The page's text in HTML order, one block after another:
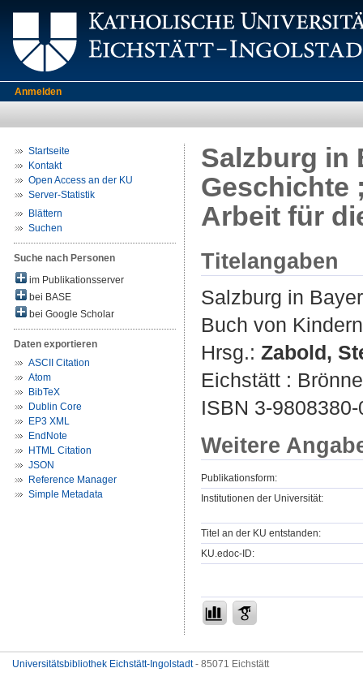
Anmelden
Startseite
Kontakt
Open Access an der KU
Server-Statistik
Blättern
Suchen
Suche nach Personen
im Publikationsserver
bei BASE
bei Google Scholar
Daten exportieren
ASCII Citation
Atom
BibTeX
Dublin Core
EP3 XML
EndNote
HTML Citation
JSON
Reference Manager
Simple Metadata
Salzburg in
Geschichte
Arbeit für
Titelangaben
Salzburg in
Buch von
Hrsg.: Zabold,
Eichstätt :
ISBN 3-9808380-
Weitere
Publikationsform:
Institutionen der Universität:
Titel an der KU entstanden:
KU.edoc-ID:
Universitätsbibliothek Eichstätt-Ingolstadt- 85071 Eichstätt